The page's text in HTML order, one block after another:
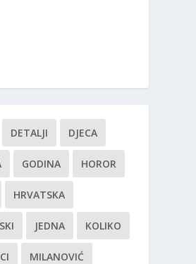
DETALJI DJECA
GODINA HOROR
HRVATSKA
JEDNA KOLIKO
MILANOVIĆ